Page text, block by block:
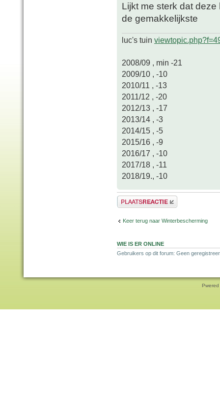
Lijkt me sterk dat
de gemakkelijkste
luc's tuin
2008/09 , min -21
2009/10 , -10
2010/11 , -13
2011/12 , -20
2012/13 , -17
2013/14 , -3
2014/15 , -5
2015/16 , -9
2016/17 , -10
2017/18 , -11
2018/19., -10
Plaats een reactie
Keer terug naar Winterbescherming
WIE IS ER ONLINE
Gebruikers op dit forum: Geen